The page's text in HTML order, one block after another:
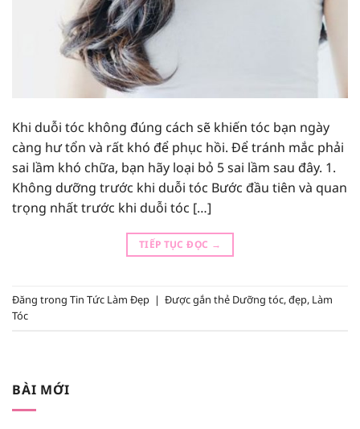
Khi duỗi tóc không đúng cách sẽ khiến tóc bạn ngày
càng hư tổn và rất khó để phục hồi. Để tránh mắc phải
sai lầm khó chữa, bạn hãy loại bỏ 5 sai lầm sau đây. 1.
Không dưỡng trước khi duỗi tóc Bước đầu tiên và quan
trọng nhất trước khi duỗi tóc […]
TIẾP TỤC ĐỌC →
Đăng trong Tin Tức Làm Đẹp | Được gắn thẻ Dưỡng tóc,đẹp, Làm
Tóc
BÀI MỚI